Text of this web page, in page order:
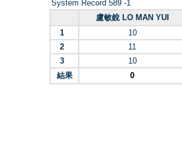
System Record 589 -1
盧敏銳 LO MAN YUI
1
10
2
11
3
10
結果
0